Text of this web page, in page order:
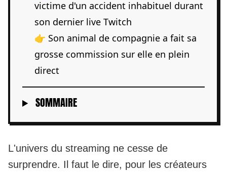
victime d'un accident inhabituel durant
son dernier live Twitch
👉 Son animal de compagnie a fait sa
grosse commission sur elle en plein
direct
SOMMAIRE
L'univers du streaming ne cesse de
surprendre. Il faut le dire, pour les créateurs